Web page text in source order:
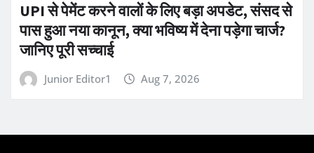
UPI से पेमेंट करने वालों के लिए बड़ा अपडेट, संसद से
पास हुआ नया कानून, क्या भविष्य में देना पड़ेगा चार्ज?
जानिए पूरी सच्चाई
Junior Editor1 Aug 7, 2026